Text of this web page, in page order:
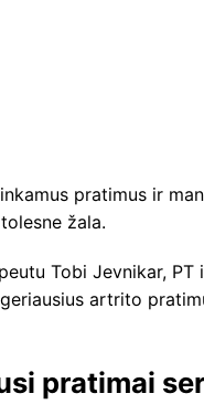
pratimus ir
žala.
Tobi Jevnikar,
geriausius artrito
pratimai